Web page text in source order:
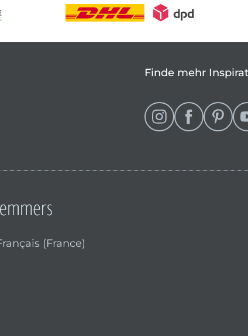
Finde mehr
Shop wechseln
(France)
französischen Shop wechseln